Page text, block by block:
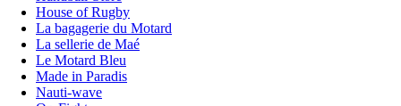
House of Rugby
La bagagerie du Motard
La sellerie de Maé
Le Motard Bleu
Made in Paradis
Nauti-wave